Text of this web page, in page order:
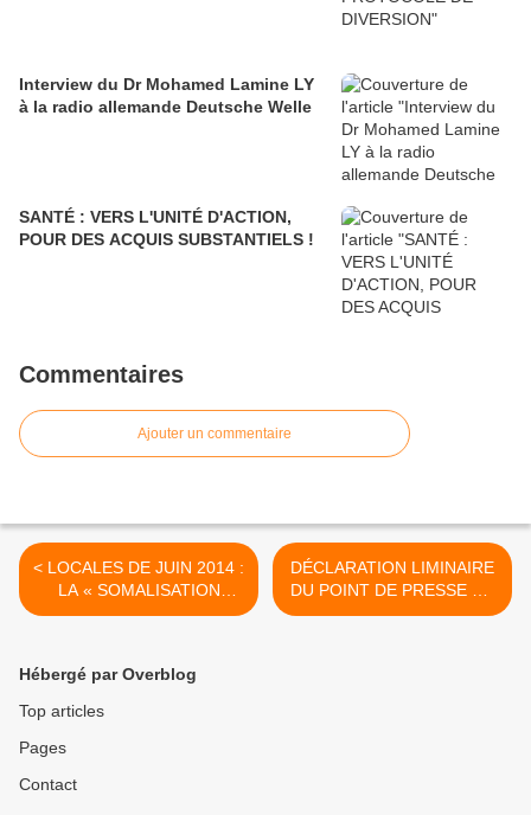
Interview du Dr Mohamed Lamine LY
à la radio allemande Deutsche Welle
SANTÉ : VERS L'UNITÉ D'ACTION,
POUR DES ACQUIS SUBSTANTIELS !
Commentaires
Ajouter un commentaire
< LOCALES DE JUIN 2014 :
LA « SOMALISATION
ELECTORALE»
DÉCLARATION LIMINAIRE
DU POINT DE PRESSE DU
COLLECTIF DES
Hébergé par Overblog
Top articles
Pages
Contact